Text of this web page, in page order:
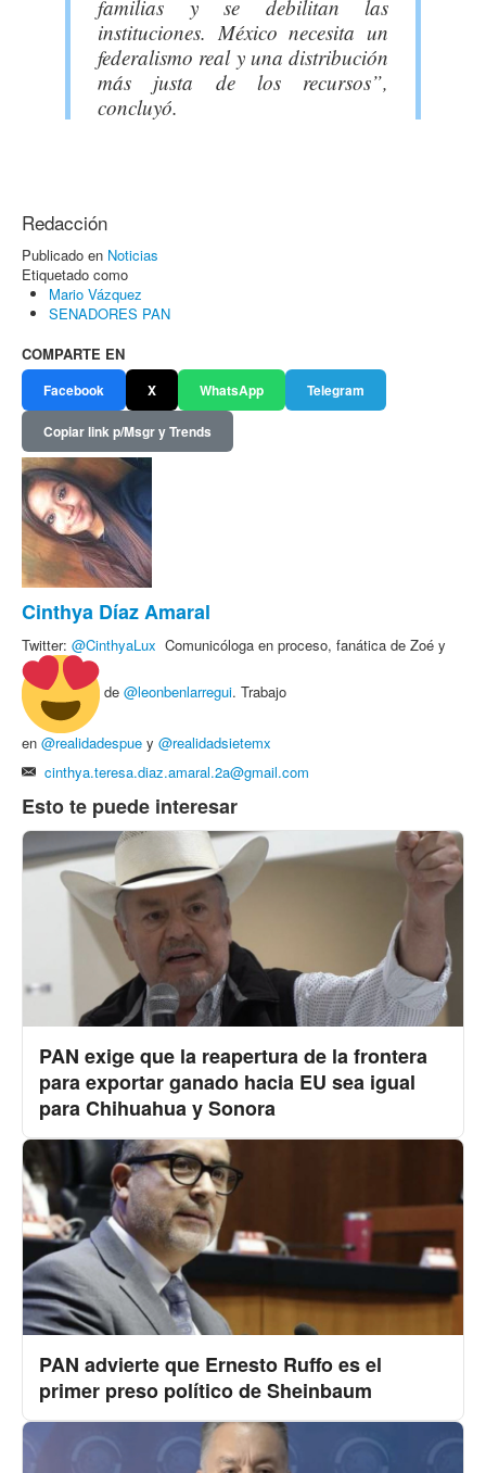
familias y se debilitan las
instituciones. México necesita un
federalismo real y una distribución
más justa de los recursos”,
concluyó.
Redacción
Publicado en Noticias
Etiquetado como
Mario Vázquez
SENADORES PAN
COMPARTE EN
Facebook X WhatsApp Telegram
Copiar link p/Msgr y Trends
Cinthya Díaz Amaral
Twitter: @CinthyaLux Comunicóloga en proceso, fanática de Zoé y
de @leonbenlarregui. Trabajo
en @realidadespue y @realidadsietemx
cinthya.teresa.diaz.amaral.2a@gmail.com
Esto te puede interesar
PAN exige que la reapertura de la frontera
para exportar ganado hacia EU sea igual
para Chihuahua y Sonora
PAN advierte que Ernesto Ruffo es el
primer preso político de Sheinbaum